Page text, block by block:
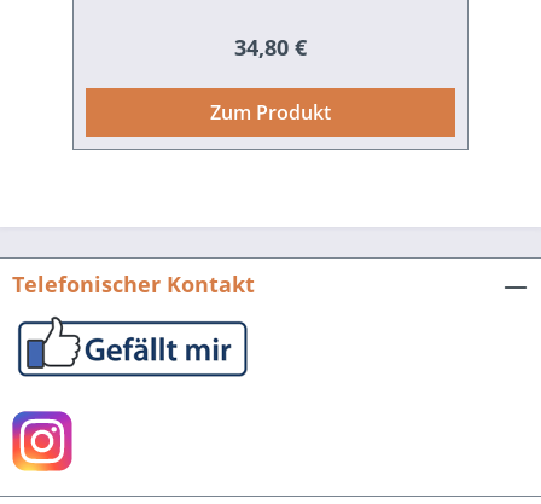
ihre acht Landkreise dar. Neben den
137 Orte aus den Landkreisen unter
kulturgeographischen Aspekten
die Beiträge von 25 sach- und
beteiligten sich die 8 Oberbürgermeister
und die 8 Landräte der Pfalz jeweils mit
Regulärer Preis:
34,80 €
Zum Produkt
Telefonischer Kontakt